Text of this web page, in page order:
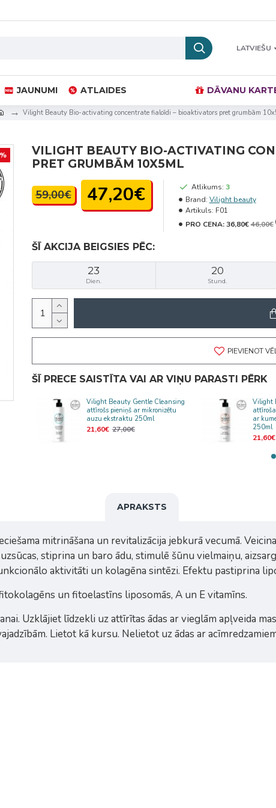
LATVIEŠU
JAUNUMI ATLAIDES DĀVANU
Vilight Beauty Bio-activating concentrate fialoīdi – bioaktivators pret grumbām
VILIGHT BEAUTY BIO-ACTIVATING
PRET GRUMBĀM 10X5ML
ŠĪ AKCIJA BEIGSIES PĒC:
23
Dien.
20
Stund.
59,00€ 47,20€ Atlikums: 3
Brand: Vilight beauty
Artikuls: F01
PRO CENA:36,80€46,00€
PIEVIENOT
ŠĪ PRECE SAISTĪTA VAI AR VIŅU PARASTI PĒRK
Vilight Beauty Gentle Cleansing
attīrošs pieniņš ar mikronizētu
auzu ekstraktu 250ml
21,60€ 27,00€
Vilight
ar
250ml
21,60€
APRAKSTS
mitrināšana un revitalizācija jebkurā vecumā.
stiprina un baro ādu, stimulē šūnu vielmaiņu,
aktivitāti un kolagēna sintēzi. Efektu pastiprina
un fitoelastīns liposomās, A un E vitamīns.
Uzklājiet līdzekli uz attīrītas ādas ar vieglām apļveida
Lietot kā kursu. Nelietot uz ādas ar